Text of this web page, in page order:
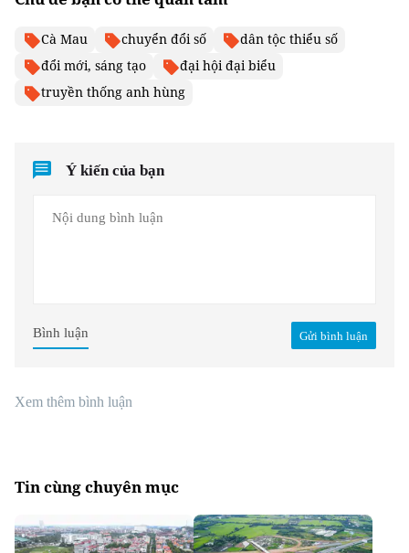
Cà Mau chuyển đổi số
dân tộc thiểu số
đổi mới, sáng tạo
đại hội đại biểu
truyền thống anh hùng
Ý kiến của bạn
Gửi bình luận
Bình luận
Xem thêm bình luận
Tin cùng chuyên mục